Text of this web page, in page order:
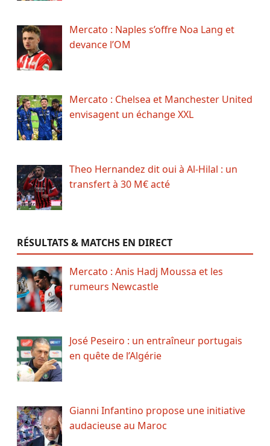
Mercato : Naples s’offre Noa Lang et
devance l’OM
Mercato : Chelsea et Manchester United
envisagent un échange XXL
Theo Hernandez dit oui à Al-Hilal : un
transfert à 30 M€ acté
RÉSULTATS & MATCHS EN DIRECT
Mercato : Anis Hadj Moussa et les
rumeurs Newcastle
José Peseiro : un entraîneur portugais
en quête de l’Algérie
Gianni Infantino propose une initiative
audacieuse au Maroc